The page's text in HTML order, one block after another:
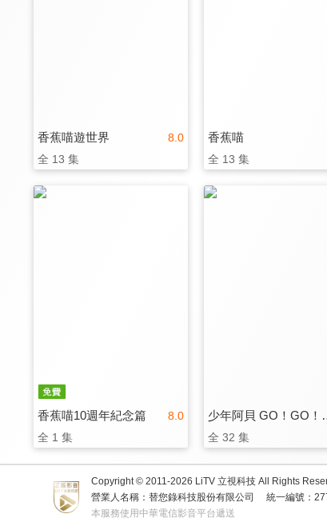
8.0
香蕉喵遊世界
全 13 集
香蕉喵
全 13 集
8.0
香蕉喵10週年紀念篇
全 1 集
少年阿貝
全 32 集
Copyright © 2011-2026 LiTV 立視科技 All Rights
營業人名稱：替您錄科技股份有限公司
統一編號：
本服務使用中華電信影音平台遞送